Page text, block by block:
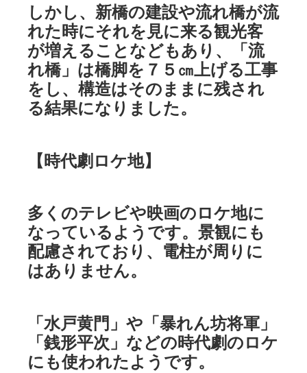
しかし、新橋の建設や流れ橋が流
れた時にそれを見に来る観光客
が増えることなどもあり、「流
れ橋」は橋脚を７５㎝上げる工事
をし、構造はそのままに残され
る結果になりました。
【時代劇ロケ地】
多くのテレビや映画のロケ地に
なっているようです。景観にも
配慮されており、電柱が周りに
はありません。
「水戸黄門」や「暴れん坊将軍」
「銭形平次」などの時代劇のロケ
にも使われたようです。